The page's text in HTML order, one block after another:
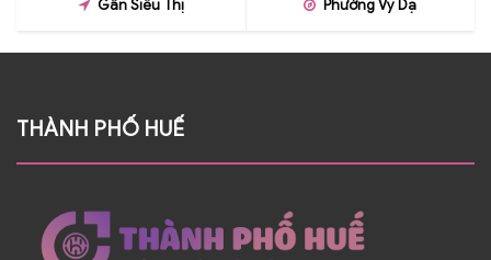
Gần Siêu Thị Phường Vỹ Dạ
THÀNH PHỐ HUẾ